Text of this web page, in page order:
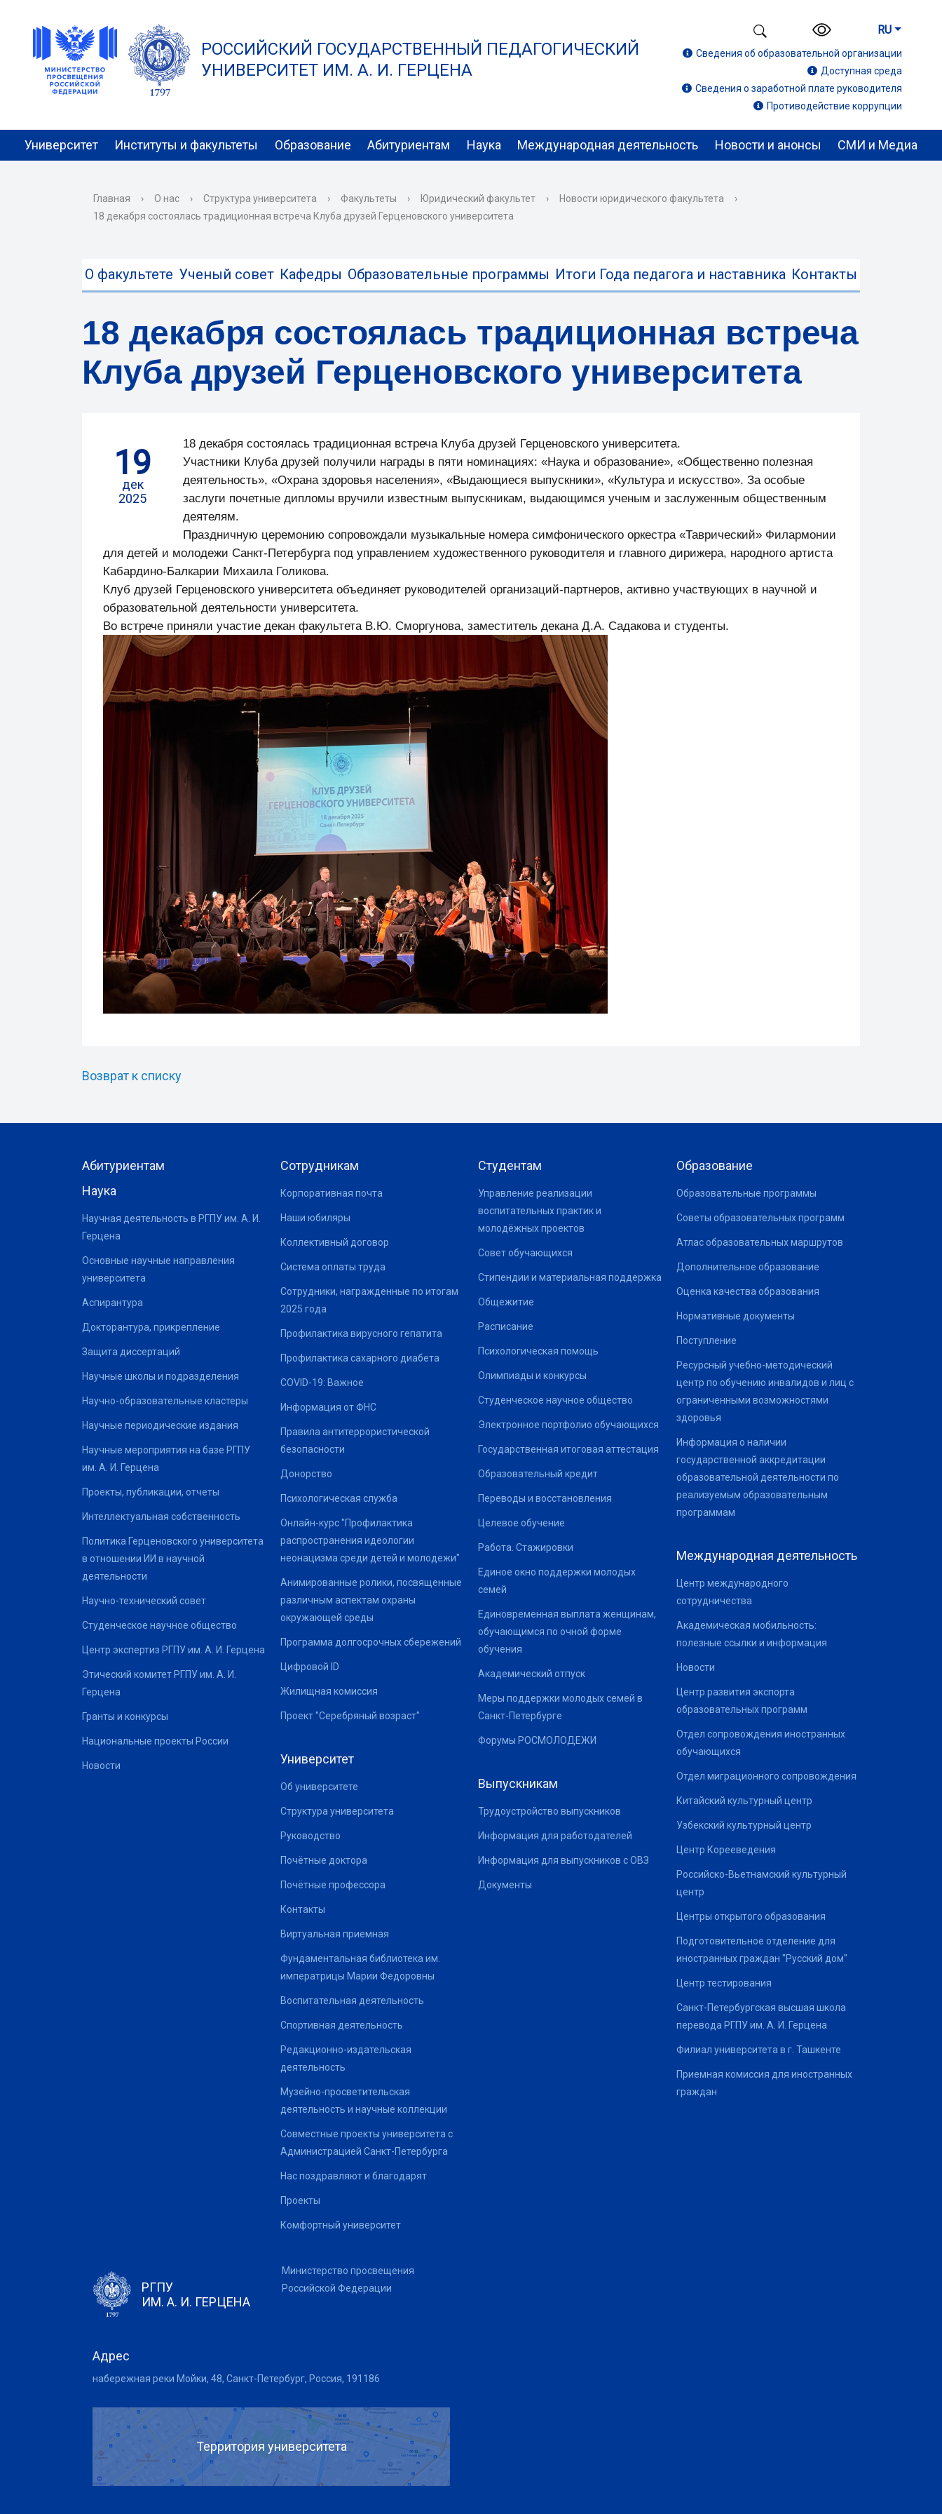
РОССИЙСКИЙ ГОСУДАРСТВЕННЫЙ ПЕДАГОГИЧЕСКИЙ
УНИВЕРСИТЕТ ИМ. А. И. ГЕРЦЕНА
RU
Сведения об образовательной организации
Доступная среда
Сведения о заработной плате руководителя
Противодействие коррупции
Университет Институты и факультеты Образование Абитуриентам Наука Международная деятельность Новости и анонсы СМИ и Медиа
Главная › О нас › Структура университета › Факультеты › Юридический факультет › Новости юридического факультета
›
18 декабря состоялась традиционная встреча Клуба друзей Герценовского университета
О факультете Ученый совет Кафедры Образовательные программы Итоги Года педагога и наставника Контакты
18 декабря состоялась традиционная встреча
Клуба друзей Герценовского университета
19
дек
2025
18 декабря состоялась традиционная встреча Клуба друзей Герценовского университета.
Участники Клуба друзей получили награды в пяти номинациях: «Наука и образование», «Общественно полезная
деятельность», «Охрана здоровья населения», «Выдающиеся выпускники», «Культура и искусство». За особые
заслуги почетные дипломы вручили известным выпускникам, выдающимся ученым и заслуженным общественным
деятелям.
Праздничную церемонию сопровождали музыкальные номера симфонического оркестра «Таврический» Филармонии
для детей и молодежи Санкт-Петербурга под управлением художественного руководителя и главного дирижера, народного артиста
Кабардино-Балкарии Михаила Голикова.
Клуб друзей Герценовского университета объединяет руководителей организаций-партнеров, активно участвующих в научной и
образовательной деятельности университета.
Во встрече приняли участие декан факультета В.Ю. Сморгунова, заместитель декана Д.А. Садакова и студенты.
Возврат к списку
Абитуриентам
Наука
Научная деятельность в РГПУ им. А. И.
Герцена
Основные научные направления
университета
Аспирантура
Докторантура, прикрепление
Защита диссертаций
Научные школы и подразделения
Научно-образовательные кластеры
Научные периодические издания
Научные мероприятия на базе РГПУ
им. А. И. Герцена
Проекты, публикации, отчеты
Интеллектуальная собственность
Политика Герценовского университета
в отношении ИИ в научной
деятельности
Научно-технический совет
Студенческое научное общество
Центр экспертиз РГПУ им. А. И. Герцена
Этический комитет РГПУ им. А. И.
Герцена
Гранты и конкурсы
Национальные проекты России
Новости
Сотрудникам
Корпоративная почта
Наши юбиляры
Коллективный договор
Система оплаты труда
Сотрудники, награжденные по итогам
2025 года
Профилактика вирусного гепатита
Профилактика сахарного диабета
COVID-19: Важное
Информация от ФНС
Правила антитеррористической
безопасности
Донорство
Психологическая служба
Онлайн-курс "Профилактика
распространения идеологии
неонацизма среди детей и молодежи"
Анимированные ролики, посвященные
различным аспектам охраны
окружающей среды
Программа долгосрочных сбережений
Цифровой ID
Жилищная комиссия
Проект "Серебряный возраст"
Университет
Об университете
Структура университета
Руководство
Почётные доктора
Почётные профессора
Контакты
Виртуальная приемная
Фундаментальная библиотека им.
императрицы Марии Федоровны
Воспитательная деятельность
Спортивная деятельность
Редакционно-издательская
деятельность
Музейно-просветительская
деятельность и научные коллекции
Совместные проекты университета с
Администрацией Санкт-Петербурга
Нас поздравляют и благодарят
Проекты
Комфортный университет
Студентам
Управление реализации
воспитательных практик и
молодёжных проектов
Совет обучающихся
Стипендии и материальная поддержка
Общежитие
Расписание
Психологическая помощь
Олимпиады и конкурсы
Студенческое научное общество
Электронное портфолио обучающихся
Государственная итоговая аттестация
Образовательный кредит
Переводы и восстановления
Целевое обучение
Работа. Стажировки
Единое окно поддержки молодых
семей
Единовременная выплата женщинам,
обучающимся по очной форме
обучения
Академический отпуск
Меры поддержки молодых семей в
Санкт-Петербурге
Форумы РОСМОЛОДЕЖИ
Выпускникам
Трудоустройство выпускников
Информация для работодателей
Информация для выпускников с ОВЗ
Документы
Образование
Образовательные программы
Советы образовательных программ
Атлас образовательных маршрутов
Дополнительное образование
Оценка качества образования
Нормативные документы
Поступление
Ресурсный учебно-методический
центр по обучению инвалидов и лиц с
ограниченными возможностями
здоровья
Информация о наличии
государственной аккредитации
образовательной деятельности по
реализуемым образовательным
программам
Международная деятельность
Центр международного
сотрудничества
Академическая мобильность:
полезные ссылки и информация
Новости
Центр развития экспорта
образовательных программ
Отдел сопровождения иностранных
обучающихся
Отдел миграционного сопровождения
Китайский культурный центр
Узбекский культурный центр
Центр Корееведения
Российско-Вьетнамский культурный
центр
Центры открытого образования
Подготовительное отделение для
иностранных граждан "Русский дом"
Центр тестирования
Санкт-Петербургская высшая школа
перевода РГПУ им. А. И. Герцена
Филиал университета в г. Ташкенте
Приемная комиссия для иностранных
граждан
РГПУ
ИМ. А. И. ГЕРЦЕНА
Министерство просвещения
Российской Федерации
Адрес
набережная реки Мойки, 48, Санкт-Петербург, Россия, 191186
Территория университета